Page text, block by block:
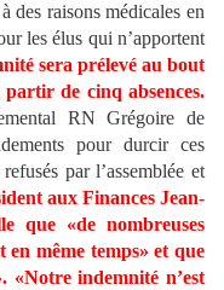
des raisons médicales en
les élus qui n’apportent
sera prélevé au bout
de cinq absences.
RN Grégoire de
pour durcir ces
par l’assemblée et
aux Finances Jean-
que «de nombreuses
en même temps» et que
«Notre indemnité n’est